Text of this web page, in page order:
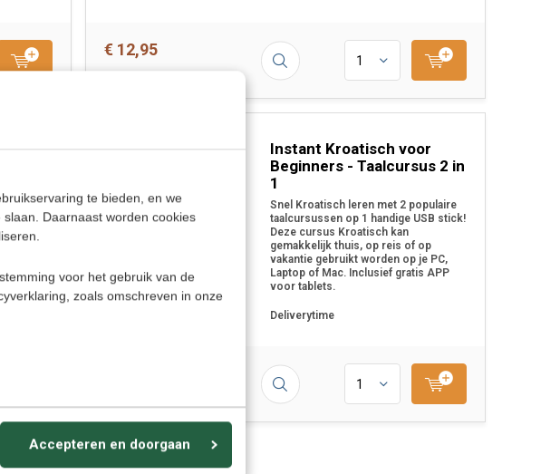
te bieden, en we
Daarnaast worden cookies
voor het gebruik van de
zoals omschreven in onze
Accepteren en doorgaan
€ 12,95
je PC,
met
Instant Kroatisch voor
Beginners - Taalcursus 2 in
1
Snel Kroatisch leren met 2 populaire
taalcursussen op 1 handige USB stick!
Deze cursus Kroatisch kan
gemakkelijk thuis, op reis of op
vakantie gebruikt worden op je PC,
Laptop of Mac. Inclusief gratis APP
voor tablets.
Deliverytime
BEGINNERS